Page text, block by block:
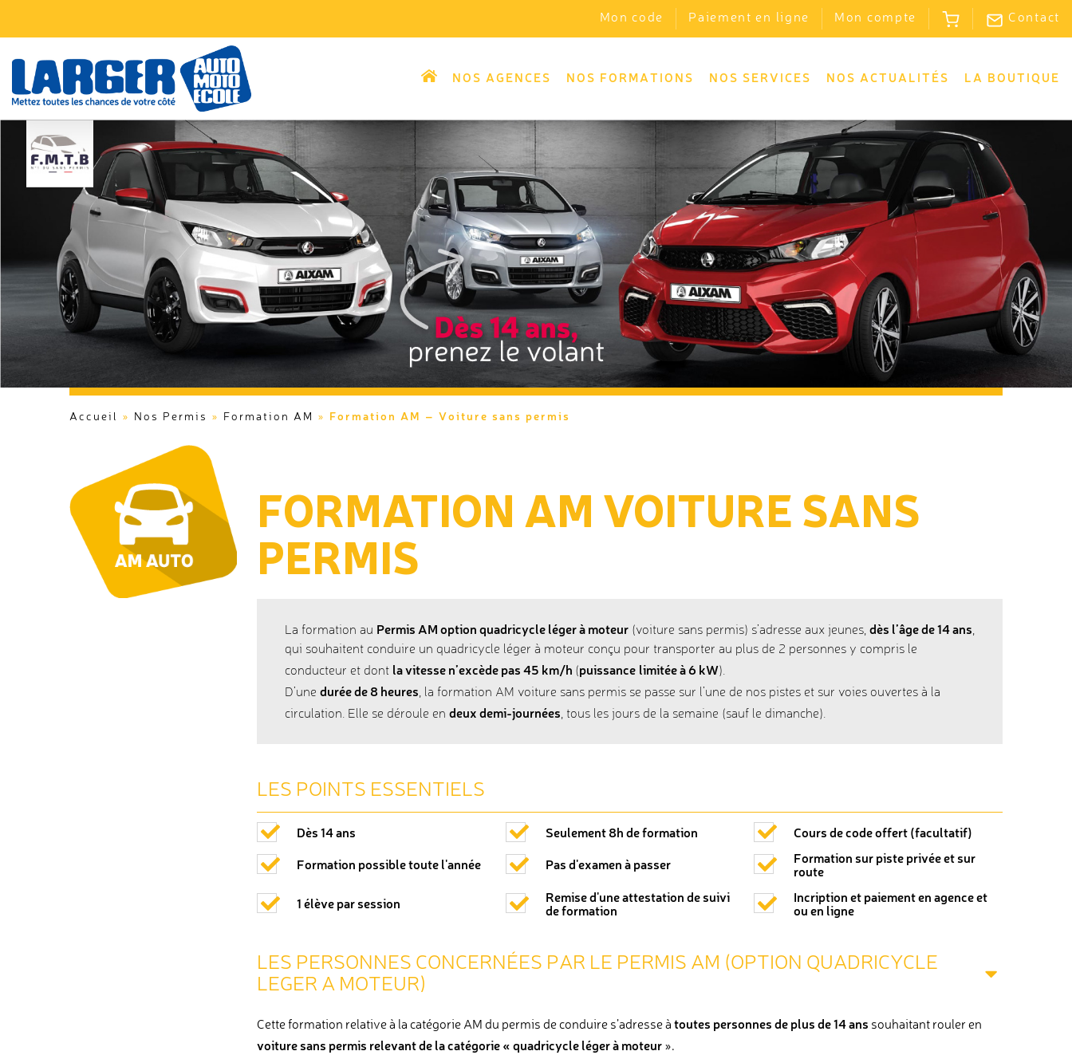
Mon code Paiement en ligne Mon compte Contact
NOS AGENCES NOS FORMATIONS NOS SERVICES NOS ACTUALITÉS LA BOUTIQUE
Accueil » Nos Permis » Formation AM » Formation AM – Voiture sans permis
FORMATION AM VOITURE SANS
PERMIS
La formation au Permis AM option quadricycle léger à moteur (voiture sans permis) s’adresse aux jeunes, dès l’âge de 14 ans,
qui souhaitent conduire un quadricycle léger à moteur conçu pour transporter au plus de 2 personnes y compris le
conducteur et dont la vitesse n’excède pas 45 km/h (puissance limitée à 6 kW).
D’une durée de 8 heures, la formation AM voiture sans permis se passe sur l’une de nos pistes et sur voies ouvertes à la
circulation. Elle se déroule en deux demi-journées, tous les jours de la semaine (sauf le dimanche).
LES POINTS ESSENTIELS
Dès 14 ans Seulement 8h de formation
Cours de code offert (facultatif)
Formation possible toute l'année
Pas d'examen à passer Formation sur piste privée et sur
route
1 élève par session
Remise d'une attestation de suivi
de formation
Incription et paiement en agence et
ou en ligne
LES PERSONNES CONCERNÉES PAR LE PERMIS AM (OPTION QUADRICYCLE
LEGER A MOTEUR)
Cette formation relative à la catégorie AM du permis de conduire s’adresse à toutes personnes de plus de 14 ans souhaitant rouler en
voiture sans permis relevant de la catégorie « quadricycle léger à moteur ».